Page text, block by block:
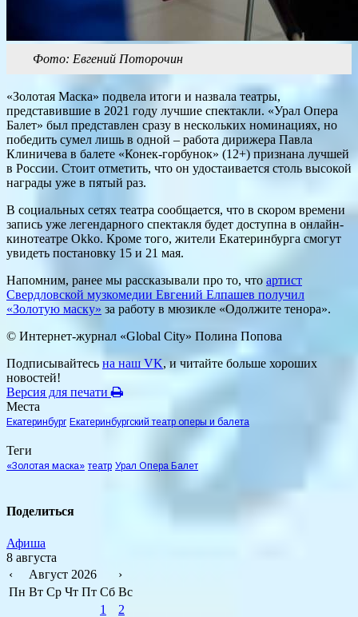
Фото: Евгений Поторочин
«Золотая Маска» подвела итоги и назвала театры,
представившие в 2021 году лучшие спектакли. «Урал Опера
Балет» был представлен сразу в нескольких номинациях, но
победить сумел лишь в одной – работа дирижера Павла
Клиничева в балете «Конек-горбунок» (12+) признана лучшей
в России. Стоит отметить, что он удостаивается столь высокой
награды уже в пятый раз.
В социальных сетях театра сообщается, что в скором времени
запись уже легендарного спектакля будет доступна в онлайн-
кинотеатре Okko. Кроме того, жители Екатеринбурга смогут
увидеть постановку 15 и 21 мая.
Напомним, ранее мы рассказывали про то, что артист
Свердловской музкомедии Евгений Елпашев получил
«Золотую маску» за работу в мюзикле «Одолжите тенора».
© Интернет-журнал «Global City» Полина Попова
Подписывайтесь на наш VK, и читайте больше хороших
новостей!
Версия для печати
Места
Екатеринбург Екатеринбургский театр оперы и балета
Теги
«Золотая маска» театр Урал Опера Балет
Поделиться
Афиша
8 августа
‹
Август 2026
›
Пн Вт Ср Чт Пт Сб Вс
1
2